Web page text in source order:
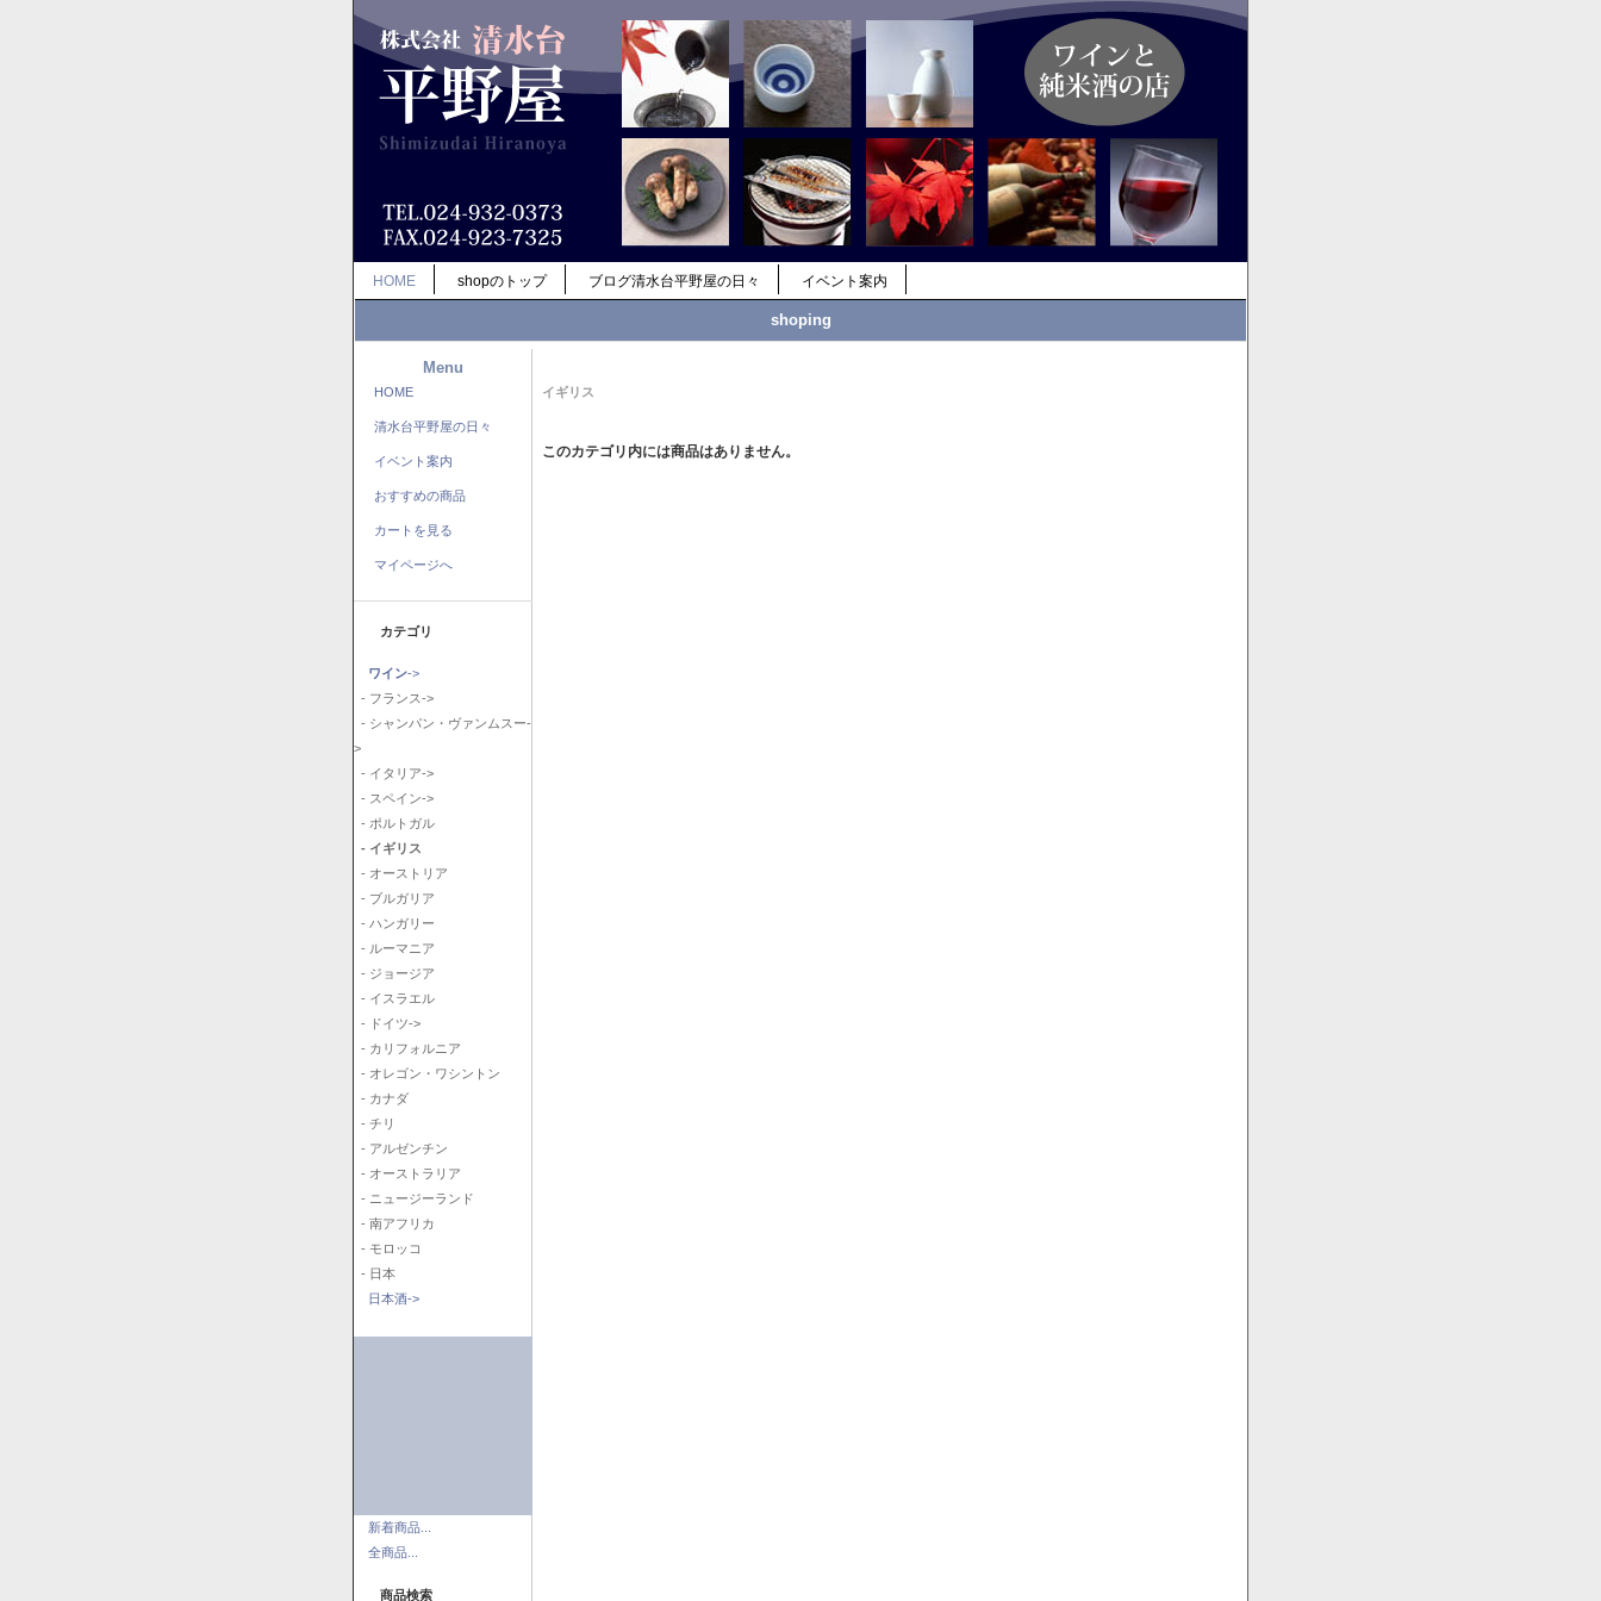
HOME shopのトップ ブログ清水台平野屋の日々 イベント案内
shoping
Menu
HOME
清水台平野屋の日々
イベント案内
おすすめの商品
カートを見る
マイページへ
カテゴリ
ワイン->
- フランス->
- シャンパン・ヴァンムスー-
>
- イタリア->
- スペイン->
- ポルトガル
- イギリス
- オーストリア
- ブルガリア
- ハンガリー
- ルーマニア
- ジョージア
- イスラエル
- ドイツ->
- カリフォルニア
- オレゴン・ワシントン
- カナダ
- チリ
- アルゼンチン
- オーストラリア
- ニュージーランド
- 南アフリカ
- モロッコ
- 日本
日本酒->
新着商品...
全商品...
商品検索
イギリス
このカテゴリ内には商品はありません。